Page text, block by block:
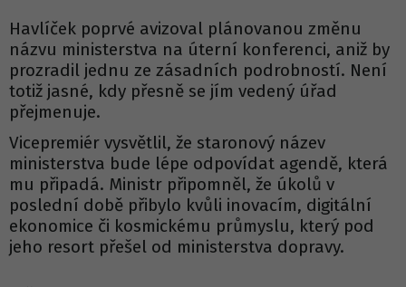
Havlíček poprvé avizoval plánovanou změnu
názvu ministerstva na úterní konferenci, aniž by
prozradil jednu ze zásadních podrobností. Není
totiž jasné, kdy přesně se jím vedený úřad
přejmenuje.
Vicepremiér vysvětlil, že staronový název
ministerstva bude lépe odpovídat agendě, která
mu připadá. Ministr připomněl, že úkolů v
poslední době přibylo kvůli inovacím, digitální
ekonomice či kosmickému průmyslu, který pod
jeho resort přešel od ministerstva dopravy.